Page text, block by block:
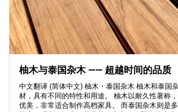
柚木与泰国杂木 —— 超越时间的品质
中文翻译 (简体中文) 柚木・泰国杂木 柚木和泰国
材，具有不同的特性和用途。 柚木以耐久性著称
优美，非常适合制作高档家具。 而泰国杂木则是